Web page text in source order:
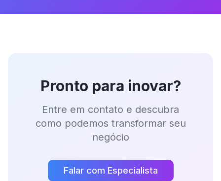
Pronto para inovar?
Entre em contato e descubra
como podemos transformar seu
negócio
Falar com Especialista